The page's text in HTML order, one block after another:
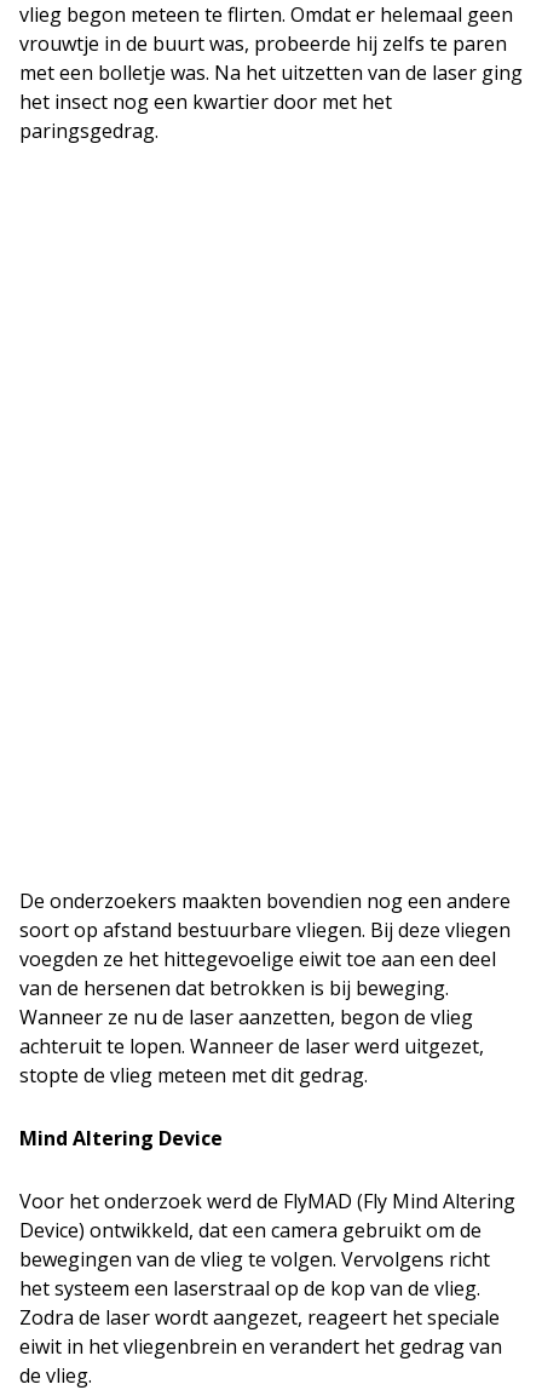
vlieg begon meteen te flirten. Omdat er helemaal geen
vrouwtje in de buurt was, probeerde hij zelfs te paren
met een bolletje was. Na het uitzetten van de laser ging
het insect nog een kwartier door met het
paringsgedrag.
De onderzoekers maakten bovendien nog een andere
soort op afstand bestuurbare vliegen. Bij deze vliegen
voegden ze het hittegevoelige eiwit toe aan een deel
van de hersenen dat betrokken is bij beweging.
Wanneer ze nu de laser aanzetten, begon de vlieg
achteruit te lopen. Wanneer de laser werd uitgezet,
stopte de vlieg meteen met dit gedrag.
Mind Altering Device
Voor het onderzoek werd de FlyMAD (Fly Mind Altering
Device) ontwikkeld, dat een camera gebruikt om de
bewegingen van de vlieg te volgen. Vervolgens richt
het systeem een laserstraal op de kop van de vlieg.
Zodra de laser wordt aangezet, reageert het speciale
eiwit in het vliegenbrein en verandert het gedrag van
de vlieg.